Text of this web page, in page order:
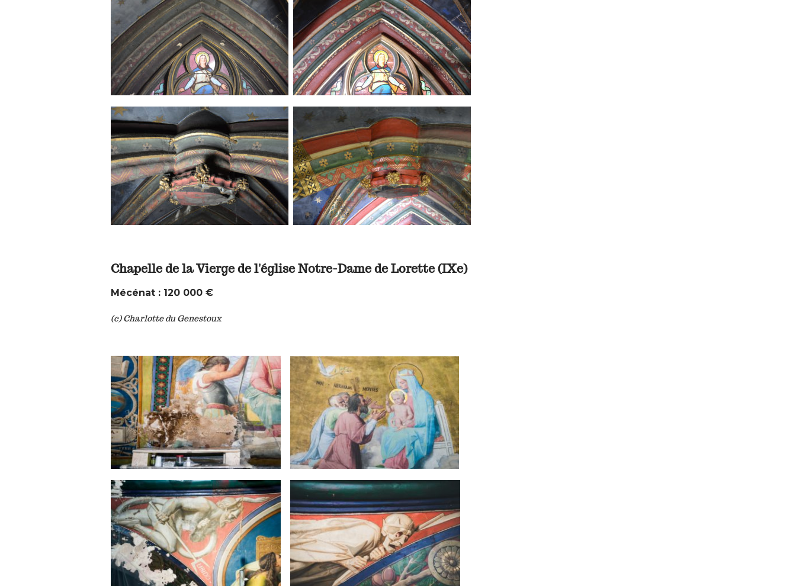
Chapelle de la Vierge de l'église Notre-Dame de Lorette (IXe)
Mécénat : 120 000 €
(c) Charlotte du Genestoux